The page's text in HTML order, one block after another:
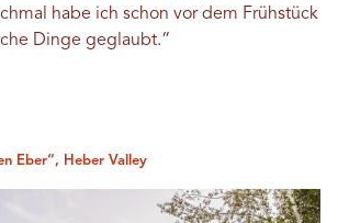
habe ich schon vor dem Frühstück
Dinge geglaubt.“
Eber“, Heber Valley